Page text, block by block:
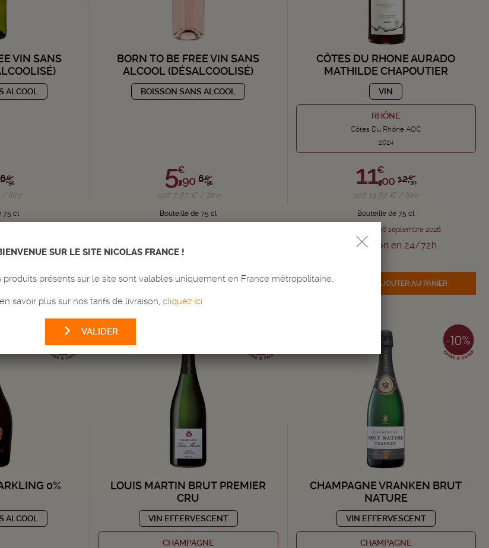
VIN SANS
ALCOOL
6,€
95
/ litre
75 cl
AU PANIER
BORN TO BE FREE VIN SANS
ALCOOL (DÉSALCOOLISÉ)
BOISSON SANS ALCOOL
6,€
95
5,€
90
soit 7,87 € / litre
Bouteille de 75 cl
- + AJOUTERAU PANIER
CÔTES DU RHONE AURADO
MATHILDE CHAPOUTIER
VIN
RHÔNE
Côtes Du Rhône AOC
2024
12,€
30
11,
€
00
soit 14,67 € / litre
Bouteille de 75 cl
Du 03 août au 06 septembre 2026
Livraison en 24/72h
- + AJOUTER AU PANIER
0%
ALCOOL
LOUIS MARTIN BRUT PREMIER
CRU
VIN EFFERVESCENT
CHAMPAGNE
CHAMPAGNE VRANKEN BRUT
NATURE
VIN EFFERVESCENT
CHAMPAGNE
SUR LE SITE NICOLAS FRANCE !
présents sur le site sont valables uniquement en France métropolitaine.
savoir plus sur nos tarifs de livraison, cliquez ici
VALIDER